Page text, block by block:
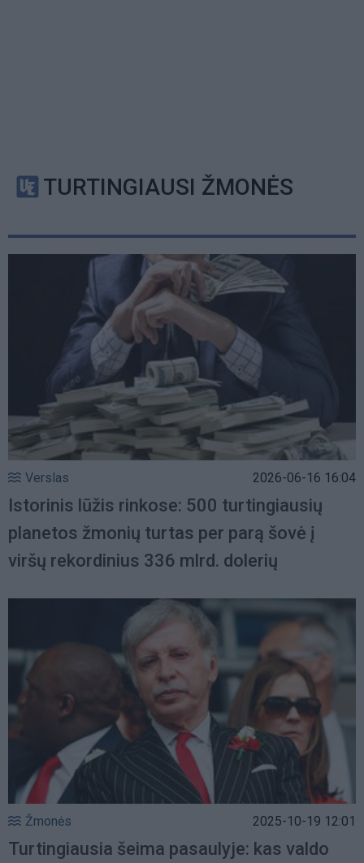
TURTINGIAUSI ŽMONĖS
Verslas 2026-06-16 16:04
Istorinis lūžis rinkose: 500 turtingiausių
planetos žmonių turtas per parą šovė į
viršų rekordinius 336 mlrd. dolerių
Žmonės 2025-10-19 12:01
Turtingiausia šeima pasaulyje: kas valdo